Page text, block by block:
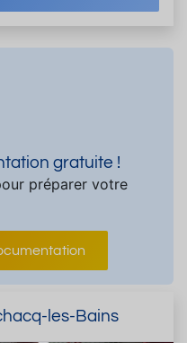
gratuite !
préparer votre
les-Bains